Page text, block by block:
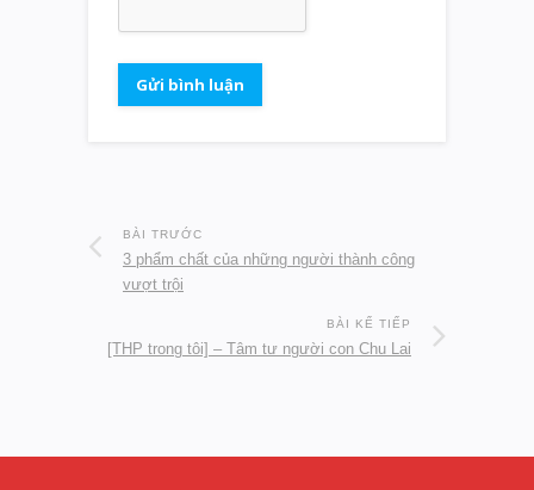
BÀI TRƯỚC
3 phẩm chất của những người thành công
vượt trội
BÀI KẾ TIẾP
[THP trong tôi] – Tâm tư người con Chu Lai